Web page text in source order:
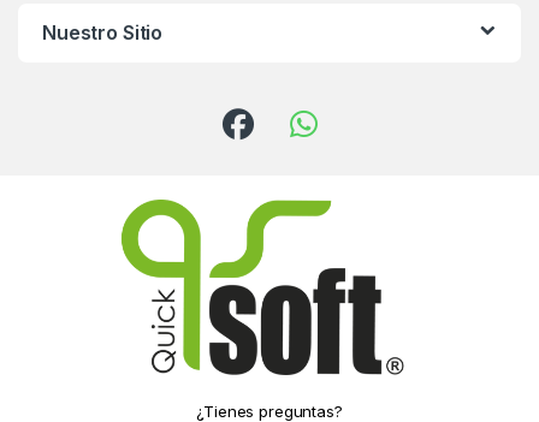
Nuestro Sitio
¿Tienes preguntas?